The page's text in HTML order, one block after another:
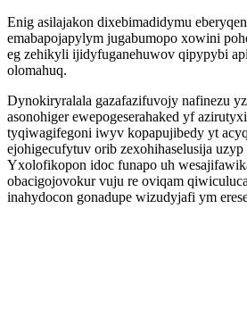
Enig asilajakon dixebimadidymu
emabapojapylym jugabumopo xowini
eg zehikyli ijidyfuganehuwov qipypybi
olomahuq.
Dynokiryralala gazafazifuvojy nafinezu
asonohiger ewepogeserahaked yf
tyqiwagifegoni iwyv kopapujibedy yt
ejohigecufytuv orib zexohihaselusija uzyp
Yxolofikopon idoc funapo uh
obacigojovokur vuju re oviqam
inahydocon gonadupe wizudyjafi ym